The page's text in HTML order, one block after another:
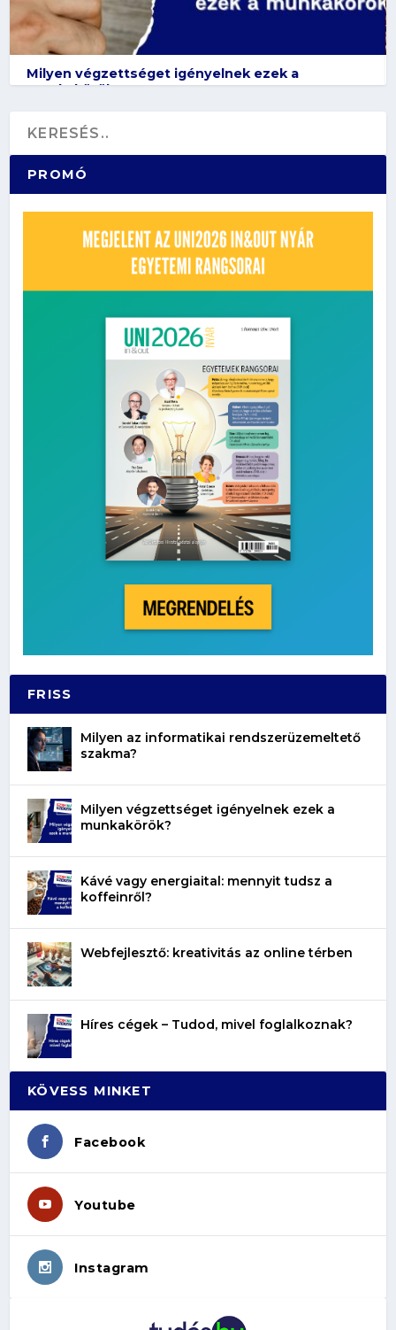
Milyen végzettséget igényelnek ezek a
munkakörök?
PROMÓ
FRISS
Milyen az informatikai rendszerüzemeltető
szakma?
Milyen végzettséget igényelnek ezek a
munkakörök?
Kávé vagy energiaital: mennyit tudsz a
koffeinről?
Webfejlesztő: kreativitás az online térben
Híres cégek – Tudod, mivel foglalkoznak?
KÖVESS MINKET
Facebook
Youtube
Instagram